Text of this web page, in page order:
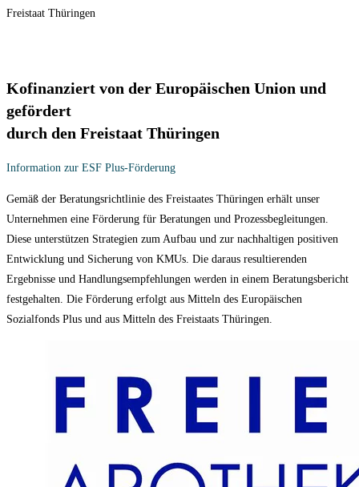
Kofinanziert von der Europäischen Union und
gefördert
durch den Freistaat Thüringen
Information zur ESF Plus-Förderung
Gemäß der Beratungsrichtlinie des Freistaates Thüringen erhält unser
Unternehmen eine Förderung für Beratungen und Prozessbegleitungen.
Diese unterstützen Strategien zum Aufbau und zur nachhaltigen positiven
Entwicklung und Sicherung von KMUs. Die daraus resultierenden
Ergebnisse und Handlungsempfehlungen werden in einem Beratungsbericht
festgehalten. Die Förderung erfolgt aus Mitteln des Europäischen
Sozialfonds Plus und aus Mitteln des Freistaats Thüringen.